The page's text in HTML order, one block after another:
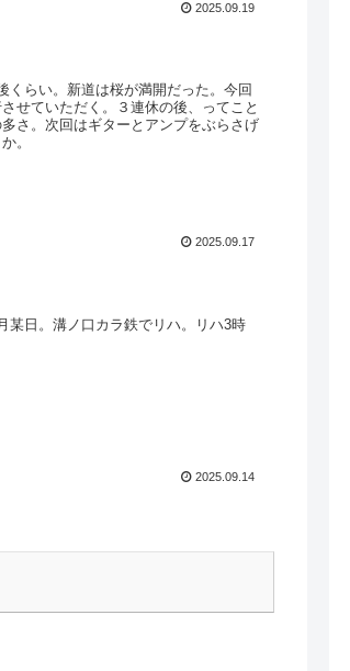
2025.09.19
くらい。新道は桜が満開だった。今回
せていただく。３連休の後、ってこと
さ。次回はギターとアンプをぶらさげ
。
2025.09.17
某日。溝ノ口カラ鉄でリハ。リハ3時
2025.09.14